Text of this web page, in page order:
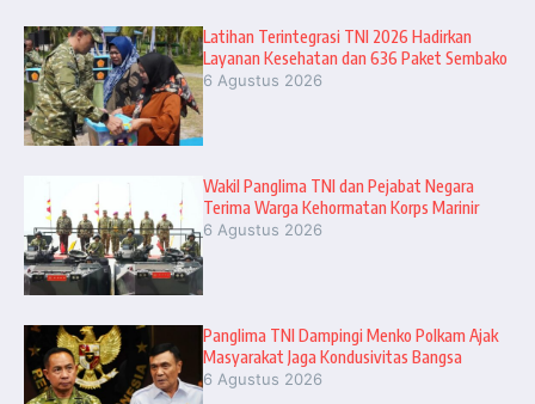
Latihan Terintegrasi TNI 2026 Hadirkan
Layanan Kesehatan dan 636 Paket Sembako
6 Agustus 2026
Wakil Panglima TNI dan Pejabat Negara
Terima Warga Kehormatan Korps Marinir
6 Agustus 2026
Panglima TNI Dampingi Menko Polkam Ajak
Masyarakat Jaga Kondusivitas Bangsa
6 Agustus 2026